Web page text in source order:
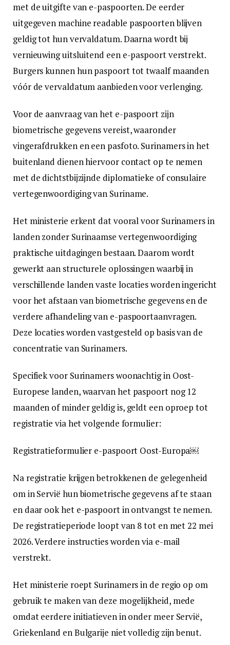
met de uitgifte van e-paspoorten. De eerder
uitgegeven machine readable paspoorten blijven
geldig tot hun vervaldatum. Daarna wordt bij
vernieuwing uitsluitend een e-paspoort verstrekt.
Burgers kunnen hun paspoort tot twaalf maanden
vóór de vervaldatum aanbieden voor verlenging.
Voor de aanvraag van het e-paspoort zijn
biometrische gegevens vereist, waaronder
vingerafdrukken en een pasfoto. Surinamers in het
buitenland dienen hiervoor contact op te nemen
met de dichtstbijzijnde diplomatieke of consulaire
vertegenwoordiging van Suriname.
Het ministerie erkent dat vooral voor Surinamers in
landen zonder Surinaamse vertegenwoordiging
praktische uitdagingen bestaan. Daarom wordt
gewerkt aan structurele oplossingen waarbij in
verschillende landen vaste locaties worden ingericht
voor het afstaan van biometrische gegevens en de
verdere afhandeling van e-paspoortaanvragen.
Deze locaties worden vastgesteld op basis van de
concentratie van Surinamers.
Specifiek voor Surinamers woonachtig in Oost-
Europese landen, waarvan het paspoort nog 12
maanden of minder geldig is, geldt een oproep tot
registratie via het volgende formulier:
Registratieformulier e-paspoort Oost-Europa￼
Na registratie krijgen betrokkenen de gelegenheid
om in Servië hun biometrische gegevens af te staan
en daar ook het e-paspoort in ontvangst te nemen.
De registratieperiode loopt van 8 tot en met 22 mei
2026. Verdere instructies worden via e-mail
verstrekt.
Het ministerie roept Surinamers in de regio op om
gebruik te maken van deze mogelijkheid, mede
omdat eerdere initiatieven in onder meer Servië,
Griekenland en Bulgarije niet volledig zijn benut.